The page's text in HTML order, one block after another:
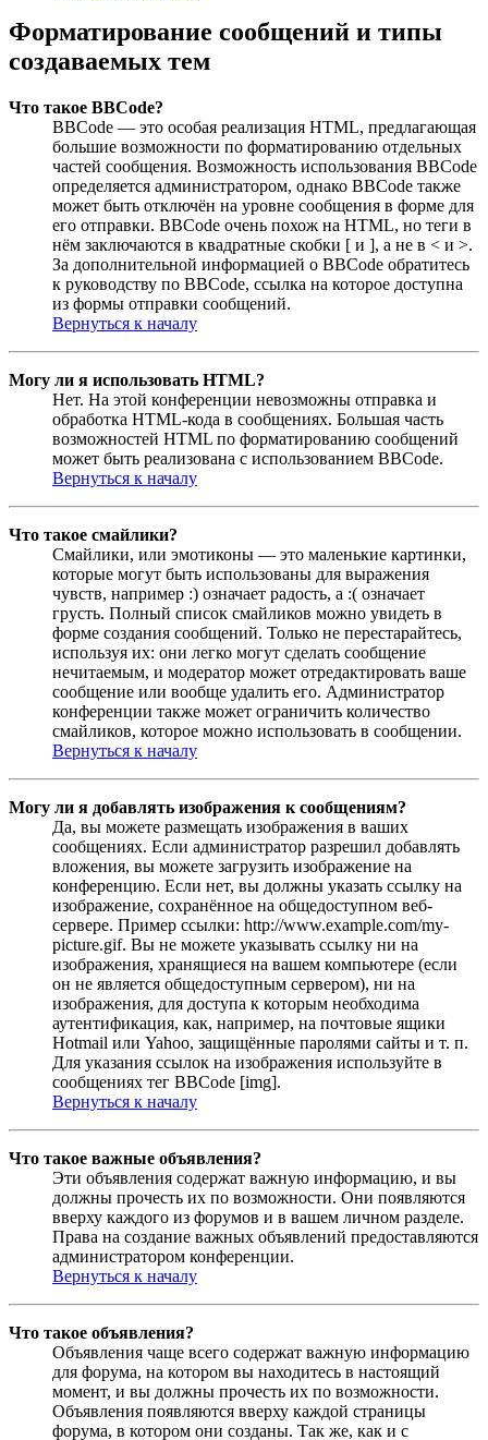
Форматирование сообщений и типы
создаваемых тем
Что такое BBCode?
BBCode — это особая реализация HTML, предлагающая
большие возможности по форматированию отдельных
частей сообщения. Возможность использования BBCode
определяется администратором, однако BBCode также
может быть отключён на уровне сообщения в форме для
его отправки. BBCode очень похож на HTML, но теги в
нём заключаются в квадратные скобки [ и ], а не в < и >.
За дополнительной информацией о BBCode обратитесь
к руководству по BBCode, ссылка на которое доступна
из формы отправки сообщений.
Вернуться к началу
Могу ли я использовать HTML?
Нет. На этой конференции невозможны отправка и
обработка HTML-кода в сообщениях. Большая часть
возможностей HTML по форматированию сообщений
может быть реализована с использованием BBCode.
Вернуться к началу
Что такое смайлики?
Смайлики, или эмотиконы — это маленькие картинки,
которые могут быть использованы для выражения
чувств, например :) означает радость, а :( означает
грусть. Полный список смайликов можно увидеть в
форме создания сообщений. Только не перестарайтесь,
используя их: они легко могут сделать сообщение
нечитаемым, и модератор может отредактировать ваше
сообщение или вообще удалить его. Администратор
конференции также может ограничить количество
смайликов, которое можно использовать в сообщении.
Вернуться к началу
Могу ли я добавлять изображения к сообщениям?
Да, вы можете размещать изображения в ваших
сообщениях. Если администратор разрешил добавлять
вложения, вы можете загрузить изображение на
конференцию. Если нет, вы должны указать ссылку на
изображение, сохранённое на общедоступном веб-
сервере. Пример ссылки: http://www.example.com/my-
picture.gif. Вы не можете указывать ссылку ни на
изображения, хранящиеся на вашем компьютере (если
он не является общедоступным сервером), ни на
изображения, для доступа к которым необходима
аутентификация, как, например, на почтовые ящики
Hotmail или Yahoo, защищённые паролями сайты и т. п.
Для указания ссылок на изображения используйте в
сообщениях тег BBCode [img].
Вернуться к началу
Что такое важные объявления?
Эти объявления содержат важную информацию, и вы
должны прочесть их по возможности. Они появляются
вверху каждого из форумов и в вашем личном разделе.
Права на создание важных объявлений предоставляются
администратором конференции.
Вернуться к началу
Что такое объявления?
Объявления чаще всего содержат важную информацию
для форума, на котором вы находитесь в настоящий
момент, и вы должны прочесть их по возможности.
Объявления появляются вверху каждой страницы
форума, в котором они созданы. Так же, как и с